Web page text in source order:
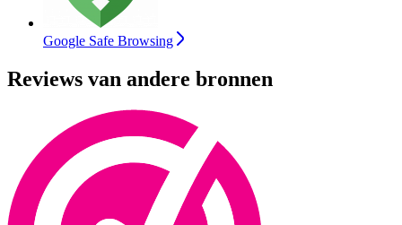
Google Safe Browsing
Reviews van andere bronnen